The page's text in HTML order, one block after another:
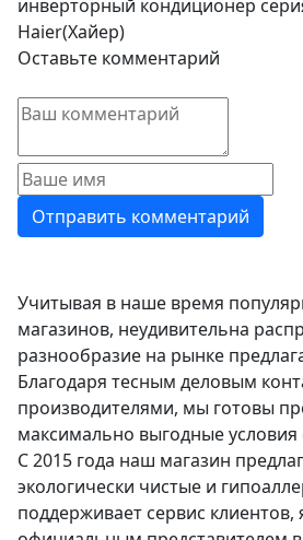
инверторный кондиционер
Haier(Хайер)
Оставьте комментарий
Учитывая в наше время
магазинов, неудивительна
разнообразие на рынке
Благодаря тесным деловым
производителями, мы готовы
максимально выгодные условия
С 2015 года наш магазин
экологически чистые и
поддерживает сервис клиентов,